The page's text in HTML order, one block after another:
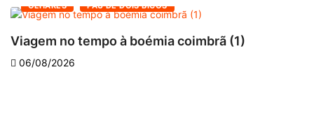
OLHARES PAU DE DOIS BICOS
Viagem no tempo à boémia coimbrã (1)
06/08/2026